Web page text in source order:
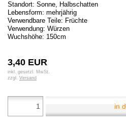
Standort: Sonne, Halbschatten
Lebensform: mehrjährig
Verwendbare Teile: Früchte
Verwendung: Würzen
Wuchshöhe: 150cm
3,40 EUR
inkl. gesetzl. MwSt.
zzgl. Versand
in